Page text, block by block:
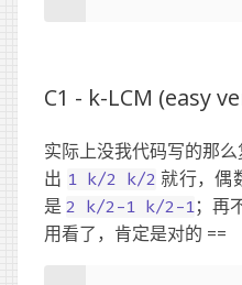
C1 - k-LCM (easy
实际上没我代码写的那
出 1 k/2 k/2 就行，偶
是 2 k/2-1 k/2-1；再
用看了，肯定是对的 ==